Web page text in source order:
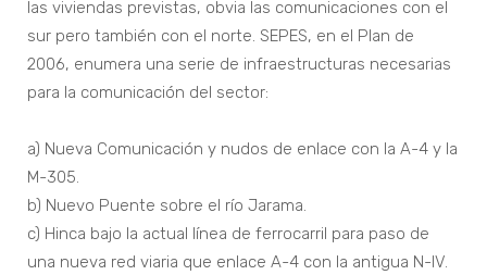
las viviendas previstas, obvia las comunicaciones con el
sur pero también con el norte. SEPES, en el Plan de
2006, enumera una serie de infraestructuras necesarias
para la comunicación del sector:
a) Nueva Comunicación y nudos de enlace con la A-4 y la
M-305.
b) Nuevo Puente sobre el río Jarama.
c) Hinca bajo la actual línea de ferrocarril para paso de
una nueva red viaria que enlace A-4 con la antigua N-IV.